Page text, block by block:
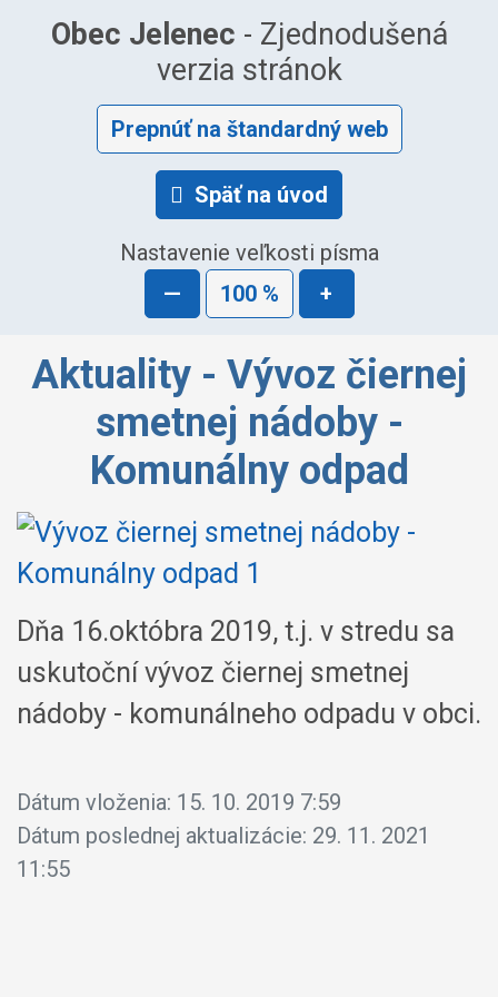
Obec Jelenec - Zjednodušená
verzia stránok
Prepnúť na štandardný web
Späť na úvod
Nastavenie veľkosti písma
—
100 % +
Aktuality - Vývoz čiernej
smetnej nádoby -
Komunálny odpad
Dňa 16.októbra 2019, t.j. v stredu sa
uskutoční vývoz čiernej smetnej
nádoby - komunálneho odpadu v obci.
Dátum vloženia: 15. 10. 2019 7:59
Dátum poslednej aktualizácie: 29. 11. 2021
11:55